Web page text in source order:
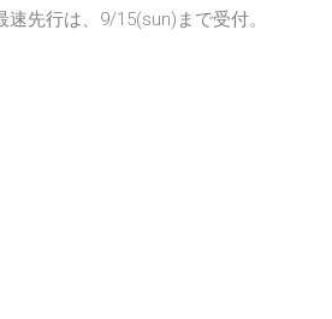
速先行は、9/15(sun)まで受付。